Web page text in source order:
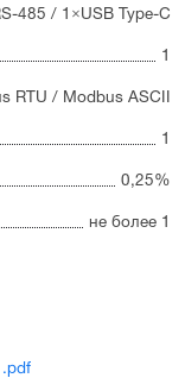
485 / 1×USB Type-C
1
RTU / Modbus ASCII
1
0,25%
не более 1